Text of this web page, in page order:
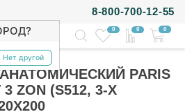
Нет другой
8-800-700-12-55
0 0 0
PARIS
3 ZON (S512, 3-Х